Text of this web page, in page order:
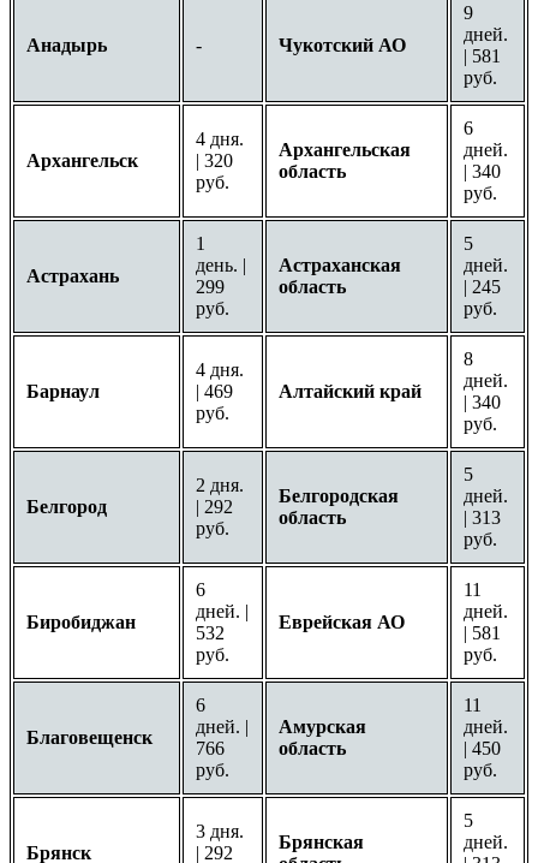
Анадырь - Чукотский АО
9
дней.
| 581
руб.
Архангельск
4 дня.
| 320
руб.
Архангельская
область
6
дней.
| 340
руб.
Астрахань
1
день. |
299
руб.
Астраханская
область
5
дней.
| 245
руб.
Барнаул
4 дня.
| 469
руб.
Алтайский край
8
дней.
| 340
руб.
Белгород
2 дня.
| 292
руб.
Белгородская
область
5
дней.
| 313
руб.
Биробиджан
6
дней. |
532
руб.
Еврейская АО
11
дней.
| 581
руб.
Благовещенск
6
дней. |
766
руб.
Амурская
область
11
дней.
| 450
руб.
Брянск
3 дня.
| 292
Брянская
5
дней.